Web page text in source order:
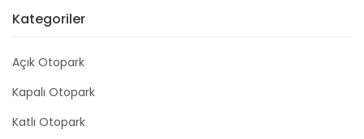
Kategoriler
Açık Otopark
Kapalı Otopark
Katlı Otopark